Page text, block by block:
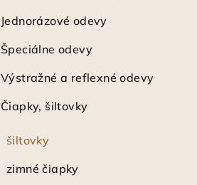
Jednorázové odevy
Špeciálne odevy
Výstražné a reflexné odevy
Čiapky, šiltovky
šiltovky
zimné čiapky